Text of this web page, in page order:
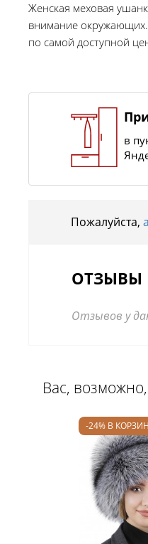
Женская меховая
внимание
по самой доступной
в
Пожалуйста,
ОТЗЫВЫ
Отзывов у
Вас,
-24% В